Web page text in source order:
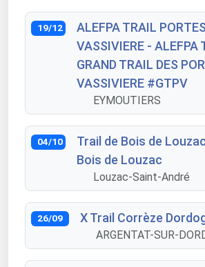
19/12
ALEFPA TRAIL
VASSIVIERE - ALEFPA
GRAND TRAIL DES
VASSIVIERE #GTPV
EYMOUTIERS
04/10
Trail de Bois de
Bois de Louzac
Louzac-Saint-André
26/09 X Trail Corrèze
ARGENTAT-SUR-